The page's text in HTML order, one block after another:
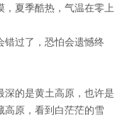
夏季酷热，气温在零上
过了，恐怕会遗憾终
的是黄土高原，也许是
高原，看到白茫茫的雪